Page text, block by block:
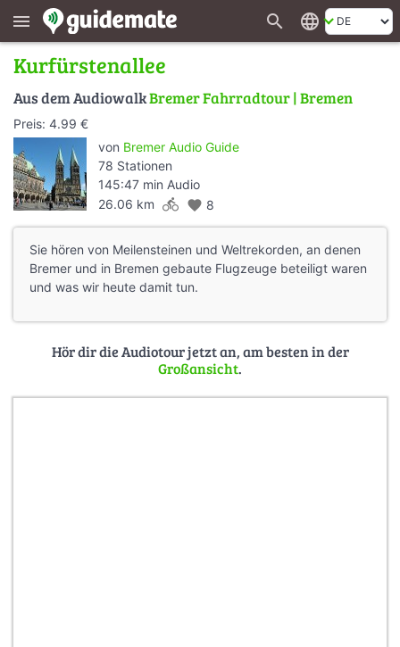
menu search language
Kurfürstenallee
Aus dem AudiowalkBremer Fahrradtour | Bremen
Preis: 4.99 €
von Bremer Audio Guide
78 Stationen
145:47 min Audio
26.06 km directions_bike favorite 8
Sie hören von Meilensteinen und Weltrekorden, an denen
Bremer und in Bremen gebaute Flugzeuge beteiligt waren
und was wir heute damit tun.
Hör dir die Audiotour jetzt an, am besten in der
Großansicht.